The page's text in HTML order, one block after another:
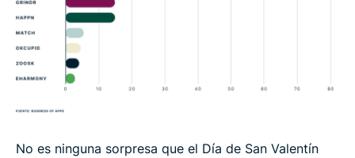
No es ninguna sorpresa que el Día de San Valentín